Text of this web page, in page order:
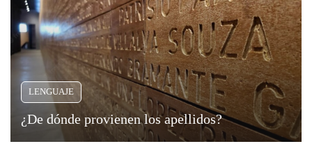
LENGUAJE
¿De dónde provienen los apellidos?